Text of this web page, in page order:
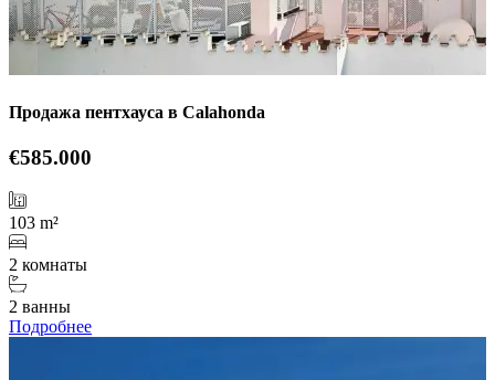
Продажа пентхауса в Calahonda
€585.000
103 m²
2 комнаты
2 ванны
Подробнее